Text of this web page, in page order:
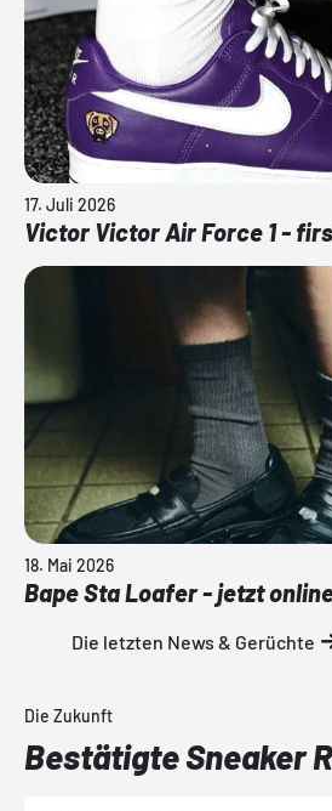
17. Juli 2026
Victor Victor Air Force 1 -
18. Mai 2026
Bape Sta Loafer - jetzt
Die letzten News & Gerüchte
Die Zukunft
Bestätigte Sneaker